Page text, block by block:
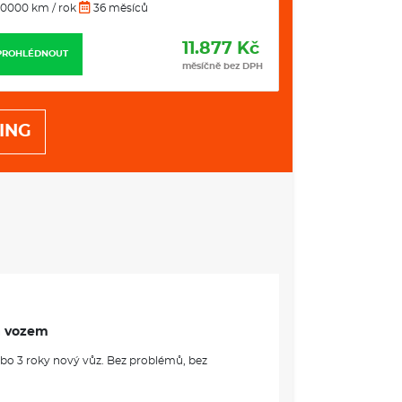
km / rok 36 měsíců
11.877 Kč
měsíčně bez DPH
vozem
3 roky nový vůz. Bez problémů, bez